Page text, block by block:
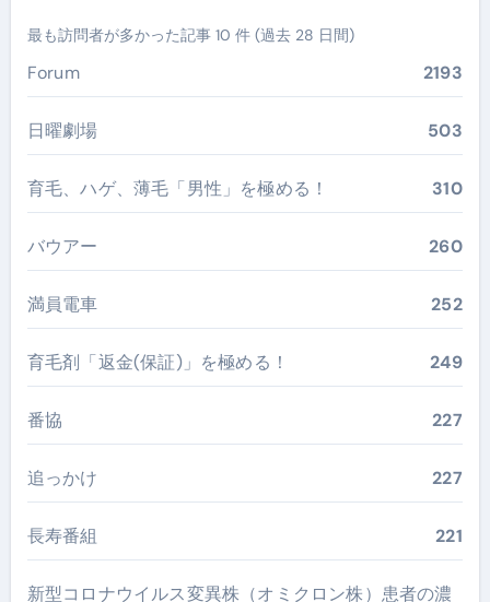
最も訪問者が多かった記事 10 件 (過去 28 日間)
Forum 2193
日曜劇場 503
育毛、ハゲ、薄毛「男性」を極める！ 310
バウアー 260
満員電車 252
育毛剤「返金(保証)」を極める！ 249
番協 227
追っかけ 227
長寿番組 221
新型コロナウイルス変異株（オミクロン株）患者の濃